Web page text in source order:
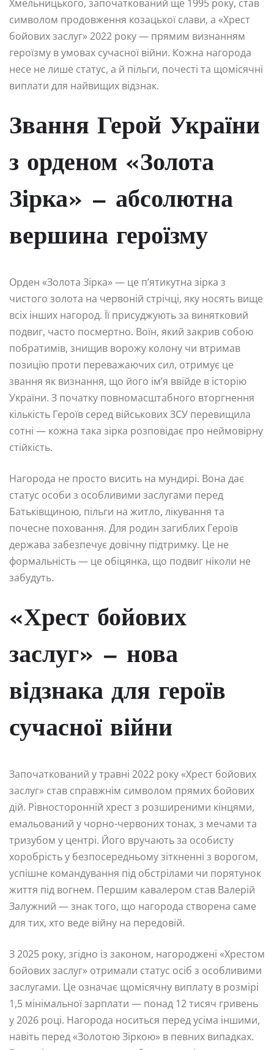
Хмельницького, започаткований ще 1995 року, став
символом продовження козацької слави, а «Хрест
бойових заслуг» 2022 року — прямим визнанням
героїзму в умовах сучасної війни. Кожна нагорода
несе не лише статус, а й пільги, почесті та щомісячні
виплати для найвищих відзнак.
Звання Герой України
з орденом «Золота
Зірка» — абсолютна
вершина героїзму
Орден «Золота Зірка» — це п’ятикутна зірка з
чистого золота на червоній стрічці, яку носять вище
всіх інших нагород. Її присуджують за винятковий
подвиг, часто посмертно. Воїн, який закрив собою
побратимів, знищив ворожу колону чи втримав
позицію проти переважаючих сил, отримує це
звання як визнання, що його ім’я ввійде в історію
України. З початку повномасштабного вторгнення
кількість Героїв серед військових ЗСУ перевищила
сотні — кожна така зірка розповідає про неймовірну
стійкість.
Нагорода не просто висить на мундирі. Вона дає
статус особи з особливими заслугами перед
Батьківщиною, пільги на житло, лікування та
почесне поховання. Для родин загиблих Героїв
держава забезпечує довічну підтримку. Це не
формальність — це обіцянка, що подвиг ніколи не
забудуть.
«Хрест бойових
заслуг» — нова
відзнака для героїв
сучасної війни
Започаткований у травні 2022 року «Хрест бойових
заслуг» став справжнім символом прямих бойових
дій. Рівносторонній хрест з розширеними кінцями,
емальований у чорно-червоних тонах, з мечами та
тризубом у центрі. Його вручають за особисту
хоробрість у безпосередньому зіткненні з ворогом,
успішне командування під обстрілами чи порятунок
життя під вогнем. Першим кавалером став Валерій
Залужний — знак того, що нагорода створена саме
для тих, хто веде війну на передовій.
З 2025 року, згідно із законом, нагороджені «Хрестом
бойових заслуг» отримали статус осіб з особливими
заслугами. Це означає щомісячну виплату в розмірі
1,5 мінімальної зарплати — понад 12 тисяч гривень
у 2026 році. Нагорода носиться перед усіма іншими,
навіть перед «Золотою Зіркою» в певних випадках.